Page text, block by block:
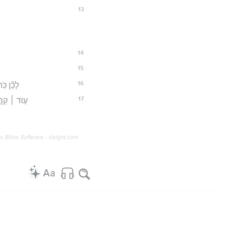
13
14
15
16 לָכֵ֞ן
17 ע֣וֹד ׀
Bible Software - sblgnt.com